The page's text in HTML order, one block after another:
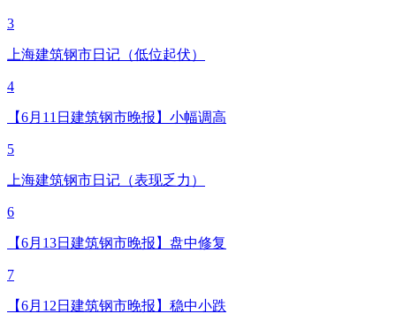
3
上海建筑钢市日记（低位起伏）
4
【6月11日建筑钢市晚报】小幅调高
5
上海建筑钢市日记（表现乏力）
6
【6月13日建筑钢市晚报】盘中修复
7
【6月12日建筑钢市晚报】稳中小跌